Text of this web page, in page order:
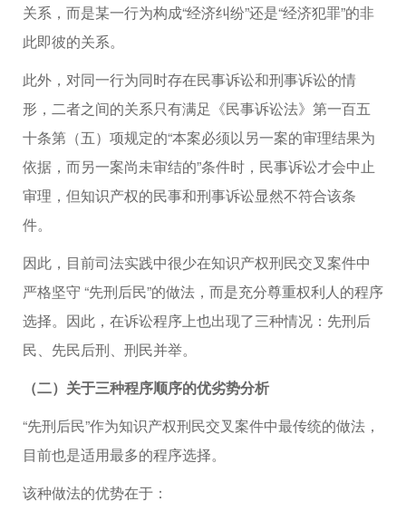
关系，而是某一行为构成“经济纠纷”还是“经济犯罪”的非
此即彼的关系。
此外，对同一行为同时存在民事诉讼和刑事诉讼的情
形，二者之间的关系只有满足《民事诉讼法》第一百五
十条第（五）项规定的“本案必须以另一案的审理结果为
依据，而另一案尚未审结的”条件时，民事诉讼才会中止
审理，但知识产权的民事和刑事诉讼显然不符合该条
件。
因此，目前司法实践中很少在知识产权刑民交叉案件中
严格坚守 “先刑后民”的做法，而是充分尊重权利人的程序
选择。因此，在诉讼程序上也出现了三种情况：先刑后
民、先民后刑、刑民并举。
（二）关于三种程序顺序的优劣势分析
“先刑后民”作为知识产权刑民交叉案件中最传统的做法，
目前也是适用最多的程序选择。
该种做法的优势在于：